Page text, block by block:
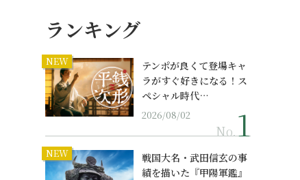
ランキング
NEW
テンポが良くて登場キャ
ラがすぐ好きになる！ス
ペシャル時代…
2026/08/02
No.
NEW
戦国大名・武田信玄の事
績を描いた『甲陽軍鑑』